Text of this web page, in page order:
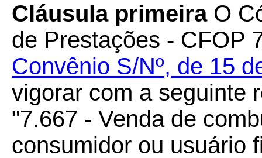
Cláusula primeiraO
de Prestações - CFOP
Convênio S/Nº, de 15
vigorar com a seguinte
"7.667 - Venda de
consumidor ou usuário